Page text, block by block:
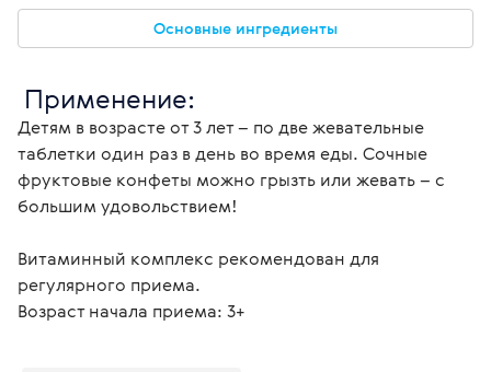
Основные ингредиенты
Применение:
Детям в возрасте от 3 лет – по две жевательные
таблетки один раз в день во время еды. Сочные
фруктовые конфеты можно грызть или жевать – с
большим удовольствием!
Витаминный комплекс рекомендован для
регулярного приема.
Возраст начала приема: 3+